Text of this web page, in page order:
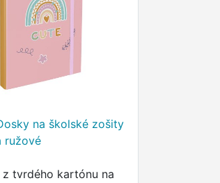
na školské zošity
ružové
z tvrdého kartónu na